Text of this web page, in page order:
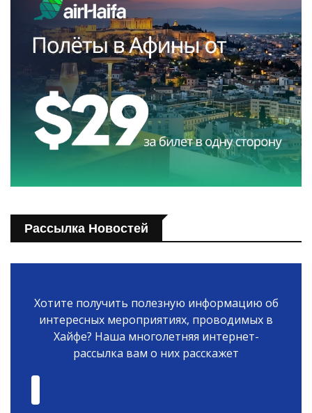
Рассылка Новостей
Хотите получить полезную информацию об
интересных мероприятиях, проводимых в
Хайфе? Наша многолетняя интернет-
рассылка вам о них расскажет